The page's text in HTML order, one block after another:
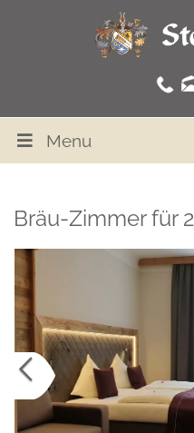
Menu
Bräu-Zimmer für
Previous